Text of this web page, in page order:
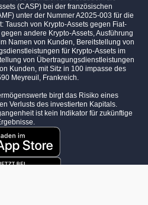
(CASP) bei der französischen
unter der Nummer A2025-003 für die
Tausch von Krypto-Assets gegen Fiat-
andere Krypto-Assets, Ausführung
Namen von Kunden, Bereitstellung von
für Krypto-Assets im
von Übertragungsdienstleistungen
Kunden, mit Sitz in 100 impasse des
Meyreuil, Frankreich.
birgt das Risiko eines
Verlusts des investierten Kapitals.
ist kein Indikator für zukünftige